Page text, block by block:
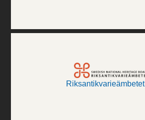
Riksantikvarieämbetet